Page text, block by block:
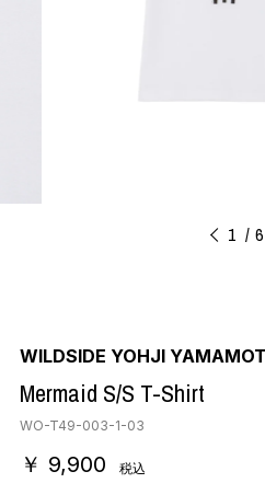
1 6
WILDSIDE YOHJI
Mermaid S/S T-Shirt
WO-T49-003-1-03
￥ 9,900 税込